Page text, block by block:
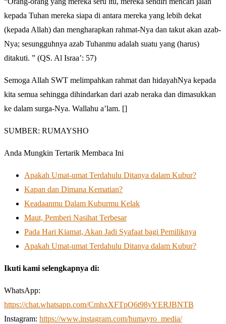
kepada Tuhan mereka siapa di antara mereka yang lebih dekat
(kepada Allah) dan mengharapkan rahmat-Nya dan takut akan azab-
Nya; sesungguhnya azab Tuhanmu adalah suatu yang (harus)
ditakuti. ” (QS. Al Israa’: 57)
Semoga Allah SWT melimpahkan rahmat dan hidayahNya kepada
kita semua sehingga dihindarkan dari azab neraka dan dimasukkan
ke dalam surga-Nya. Wallahu a’lam. []
SUMBER: RUMAYSHO
Anda Mungkin Tertarik Membaca Ini
Apakah Umat-umat Terdahulu Ditanya dalam Kubur?
Kapan dan Dimana Kematian?
Keadaanmu Dalam Kuburmu Kelak
Maut, Pemberi Nasihat Terbesar
Pada Hari Kiamat, Akan Jadi Syafaat bagi Pemiliknya
Apakah Umat-umat Terdahulu Ditanya dalam Kubur?
Ikuti kami selengkapnya di:
WhatsApp:
https://chat.whatsapp.com/CmhxXFTpO6t98yYERJBNTB
Instagram: https://www.instagram.com/humayro_media/